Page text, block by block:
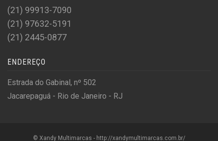
(21) 99913-7090
(21) 97632-5191
(21) 2445-0877
ENDEREÇO
Estrada do Gabinal, nº 502
Jacarepaguá - Rio de Janeiro - RJ
© Xandy Multimarcas - http://xandymultimarcas.com.br/